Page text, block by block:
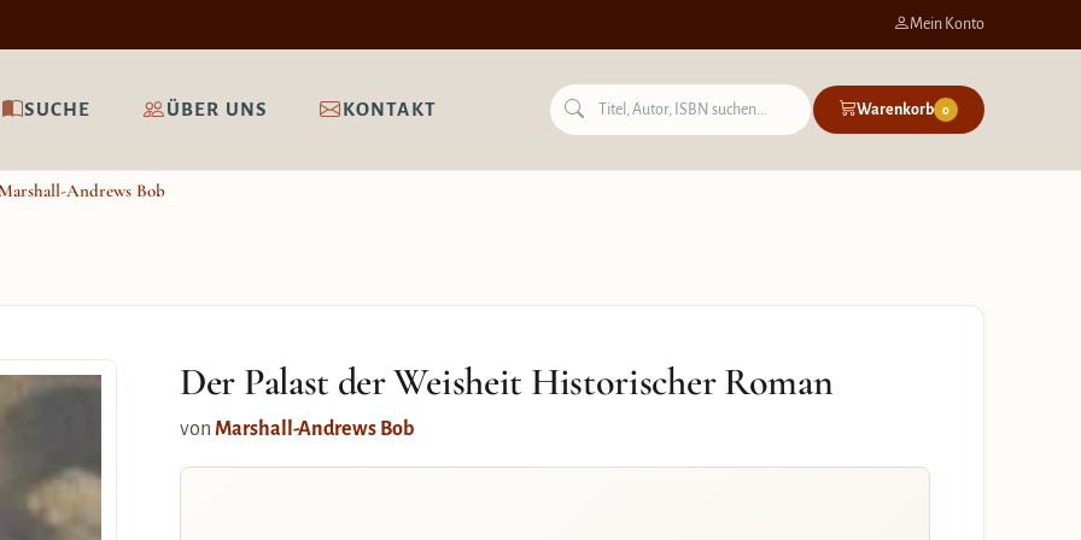
Mein Konto
SUCHE ÜBER UNS KONTAKT Warenkorb 0
Andrews Bob
Der Palast der Weisheit Historischer Roman
von Marshall-Andrews Bob